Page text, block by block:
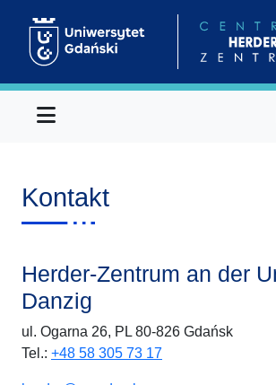
Menu
Kontakt
Herder-Zentrum an der
Danzig
ul. Ogarna 26, PL 80-826 Gdańsk
Tel.: +48 58 305 73 17